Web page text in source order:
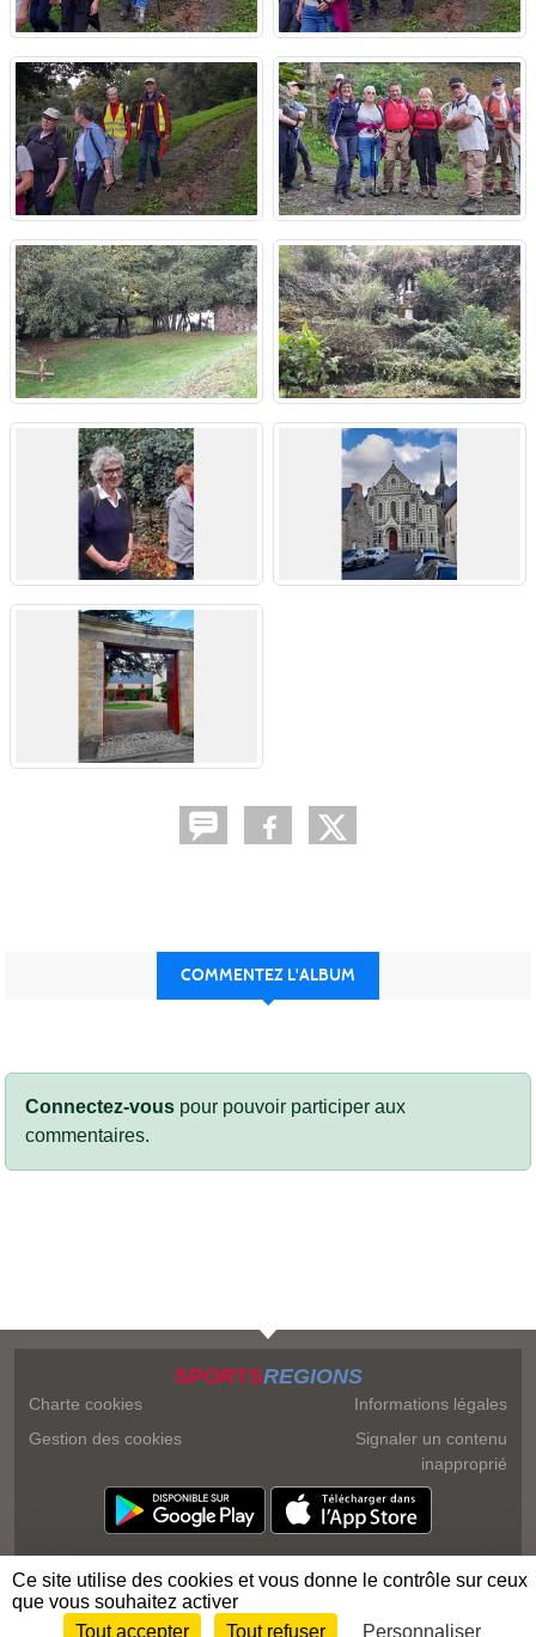
COMMENTEZ L'ALBUM
Connectez-vous pour pouvoir participer aux
commentaires.
SPORTSREGIONS
Charte cookies
Gestion des cookies
Informations légales
Signaler un contenu
inapproprié
Envie de participer ?
Ce site utilise des cookies et vous donne le contrôle sur ceux
que vous souhaitez activer
Tout accepter
Tout refuser Personnaliser